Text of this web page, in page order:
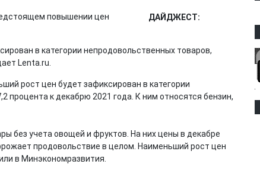
ДАЙДЖЕСТ:
в категории непродовольственных товаров,
Lenta.ru.
рост цен будет зафиксирован в категории
процента к декабрю 2021 года. К ним относятся бензин,
без учета овощей и фруктов. На них цены в декабре
продовольствие в целом. Наименьший рост цен
в Минэкономразвития.